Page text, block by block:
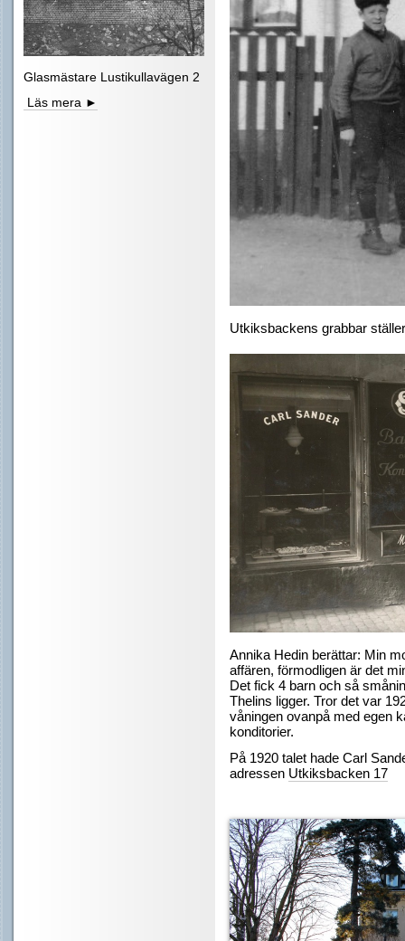
Glasmästare Lustikullavägen 2
Läs mera ►
Utkiksbackens grabbar
Annika Hedin berättar: Min
affären, förmodligen är det
Det fick 4 barn och så
Thelins ligger. Tror det var
våningen ovanpå med egen
konditorier.
På 1920 talet hade Carl
adressen Utkiksbacken 17